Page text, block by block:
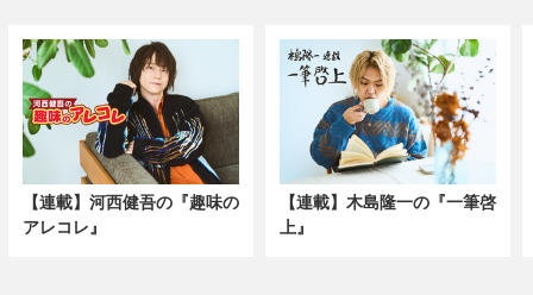
【連載】河西健吾の『趣味の
アレコレ』
【連載】木島隆一の『一筆啓
上』